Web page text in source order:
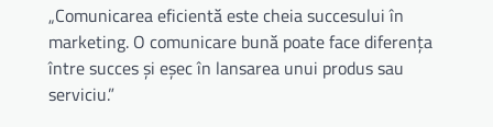
„Comunicarea eficientă este cheia succesului în
marketing. O comunicare bună poate face diferența
între succes și eșec în lansarea unui produs sau
serviciu.”